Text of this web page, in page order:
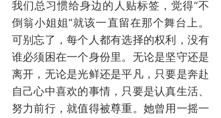
我们总习惯给身边的人贴标签，觉得“不
倒翁小姐姐”就该一直留在那个舞台上。
可别忘了，每个人都有选择的权利，没有
谁必须困在一个身份里。无论是坚守还是
离开，无论是光鲜还是平凡，只要是奔赴
自己心中喜欢的事情，只要是认真生活、
努力前行，就值得被尊重。她曾用一摇一